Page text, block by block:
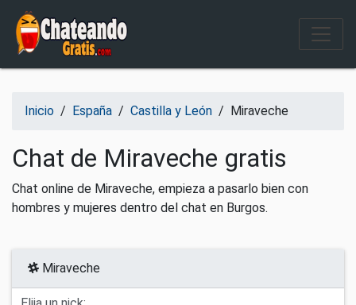
Salir del contenido
Inicio / España / Castilla y León / Miraveche
Chat de Miraveche gratis
Chat online de Miraveche, empieza a pasarlo bien con
hombres y mujeres dentro del chat en Burgos.
Miraveche